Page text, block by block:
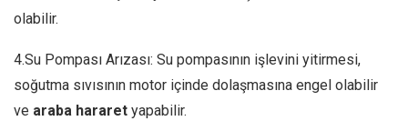
olabilir.
4.Su Pompası Arızası: Su pompasının işlevini yitirmesi,
soğutma sıvısının motor içinde dolaşmasına engel olabilir
ve araba hararet yapabilir.